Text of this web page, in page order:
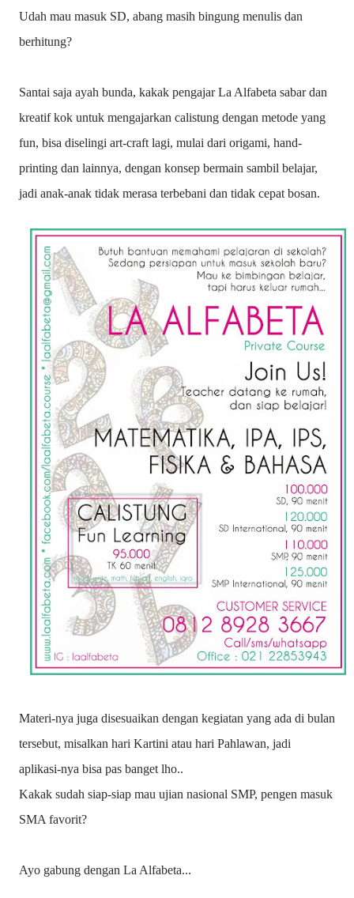
Udah mau masuk SD, abang masih bingung menulis dan
berhitung?
Santai saja ayah bunda, kakak pengajar La Alfabeta sabar dan
kreatif kok untuk mengajarkan calistung dengan metode yang
fun, bisa diselingi art-craft lagi, mulai dari origami, hand-
printing dan lainnya, dengan konsep bermain sambil belajar,
jadi anak-anak tidak merasa terbebani dan tidak cepat bosan.
Materi-nya juga disesuaikan dengan kegiatan yang ada di bulan
tersebut, misalkan hari Kartini atau hari Pahlawan, jadi
aplikasi-nya bisa pas banget lho..
Kakak sudah siap-siap mau ujian nasional SMP, pengen masuk
SMA favorit?
Ayo gabung dengan La Alfabeta...